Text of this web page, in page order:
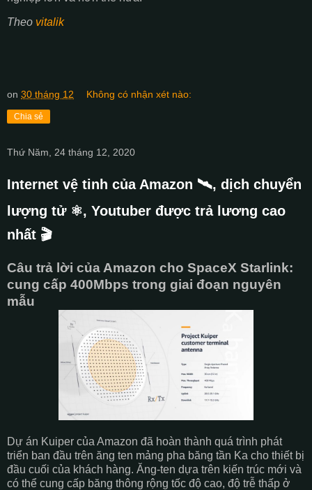
Theo vitalik
on 30 tháng 12 Không có nhận xét nào:
Chia sẻ
Thứ Năm, 24 tháng 12, 2020
Internet vệ tinh của Amazon 🛰️, dịch chuyển
lượng tử ⚛️, Youtuber được trả lương cao
nhất 🎬
Câu trả lời của Amazon cho SpaceX Starlink:
cung cấp 400Mbps trong giai đoạn nguyên
mẫu
Dự án Kuiper của Amazon đã hoàn thành quá trình phát
triển ban đầu trên ăng ten mảng pha băng tần Ka cho thiết bị
đầu cuối của khách hàng. Ăng-ten dựa trên kiến ​​trúc mới và
có thể cung cấp băng thông rộng tốc độ cao, độ trễ thấp ở